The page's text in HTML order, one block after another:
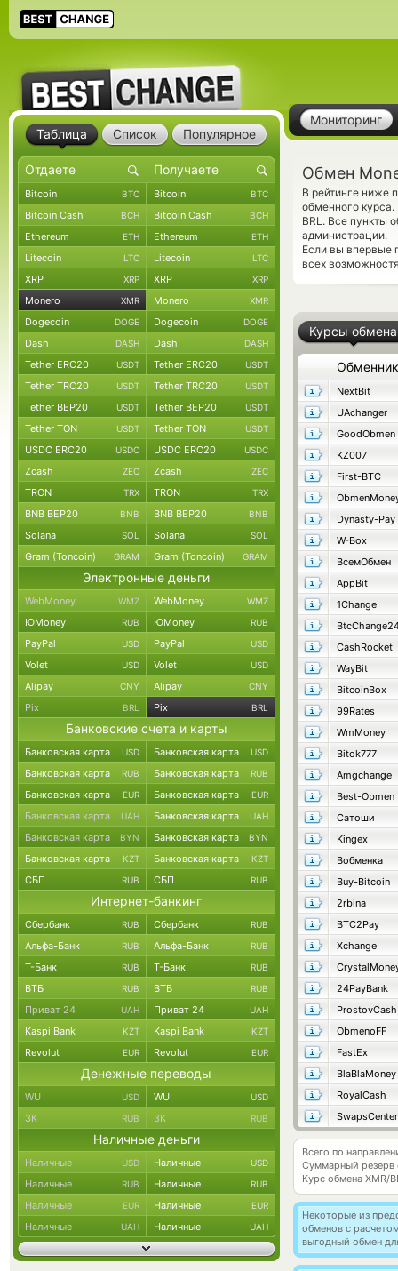
Мониторинг
Обмен
В рейтинге ниже
обменного
BRL. Все пункты
администрации.
Если вы впервые
всех
Курсы обмена
Обменник
NextBit
UAchanger
GoodObmen
KZ007
First-BTC
Dynasty-Pay
W-Box
ВсемОбмен
AppBit
1Change
CashRocket
WayBit
BitcoinBox
99Rates
WmMoney
Bitok777
Amgchange
Best-Obmen
Сатоши
Kingex
Вобменка
Buy-Bitcoin
2rbina
BTC2Pay
Xchange
24PayBank
ProstovCash
ObmenoFF
FastEx
BlaBlaMoney
RoyalCash
SwapsCenter
Всего по
Суммарный резерв
Курс обмена XMR/
Некоторые из
обменов с
выгодный обмен
Таблица Список Популярное
Bitcoin BTC Bitcoin BTC
Bitcoin Cash BCH Bitcoin Cash BCH
Ethereum ETH Ethereum ETH
Litecoin LTC Litecoin LTC
XRP XRP XRP XRP
Monero XMR Monero XMR
Dogecoin DOGE Dogecoin DOGE
Dash DASH Dash DASH
Tether ERC20 USDT Tether ERC20 USDT
Tether TRC20 USDT Tether TRC20 USDT
Tether BEP20 USDT Tether BEP20 USDT
Tether TON USDT Tether TON USDT
USDC ERC20 USDC USDC ERC20 USDC
Zcash ZEC Zcash ZEC
TRON TRX TRON TRX
BNB BEP20 BNB BNB BEP20 BNB
Solana SOL Solana SOL
Gram (Toncoin) GRAM Gram (Toncoin) GRAM
Электронные деньги
WebMoney WMZ WebMoney WMZ
ЮMoney RUB ЮMoney RUB
PayPal USD PayPal USD
Volet USD Volet USD
Alipay CNY Alipay CNY
Pix BRL Pix BRL
Банковские счета и карты
Банковская карта USD Банковская карта USD
Банковская карта RUB Банковская карта RUB
Банковская карта EUR Банковская карта EUR
Банковская карта UAH Банковская карта UAH
Банковская карта BYN Банковская карта BYN
Банковская карта KZT Банковская карта KZT
СБП RUB СБП RUB
Интернет-банкинг
Сбербанк RUB Сбербанк RUB
Альфа-Банк RUB Альфа-Банк RUB
Т-Банк RUB Т-Банк RUB
ВТБ RUB ВТБ RUB
Приват 24 UAH Приват 24 UAH
Kaspi Bank KZT Kaspi Bank KZT
Revolut EUR Revolut EUR
Денежные переводы
WU USD WU USD
ЗК RUB ЗК RUB
Наличные деньги
Наличные USD Наличные USD
Наличные RUB Наличные RUB
Наличные EUR Наличные EUR
Наличные UAH Наличные UAH